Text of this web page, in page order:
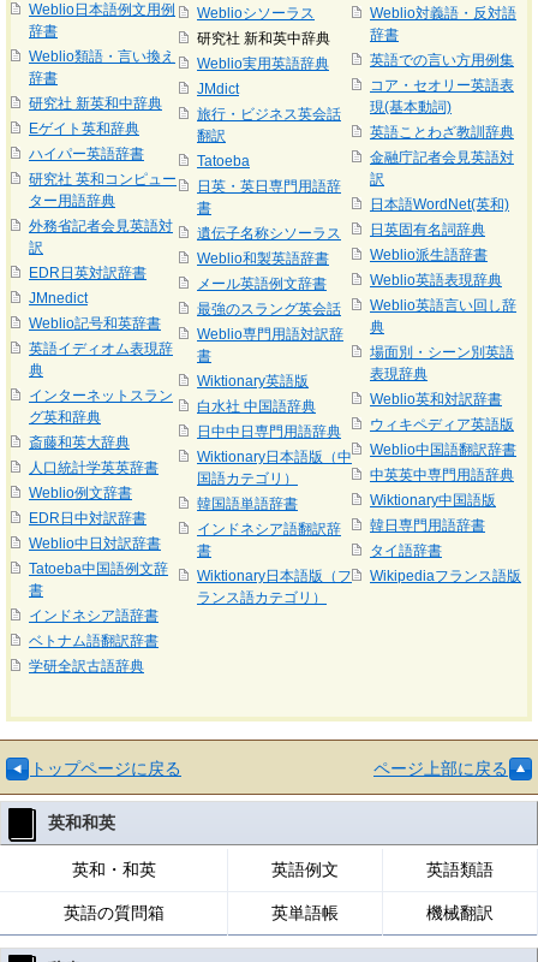
Weblio日本語例文用例
辞書
Weblio類語・言い換え
辞書
研究社 新英和中辞典
Eゲイト英和辞典
ハイパー英語辞書
研究社 英和コンピュー
ター用語辞典
外務省記者会見英語対
訳
EDR日英対訳辞書
JMnedict
Weblio記号和英辞書
英語イディオム表現辞
典
インターネットスラン
グ英和辞典
斎藤和英大辞典
人口統計学英英辞書
Weblio例文辞書
EDR日中対訳辞書
Weblio中日対訳辞書
Tatoeba中国語例文辞
書
インドネシア語辞書
ベトナム語翻訳辞書
学研全訳古語辞典
Weblioシソーラス
研究社 新和英中辞典
Weblio実用英語辞典
JMdict
旅行・ビジネス英会話
翻訳
Tatoeba
日英・英日専門用語辞
書
遺伝子名称シソーラス
Weblio和製英語辞書
メール英語例文辞書
最強のスラング英会話
Weblio専門用語対訳辞
書
Wiktionary英語版
白水社 中国語辞典
日中中日専門用語辞典
Wiktionary日本語版（中
国語カテゴリ）
韓国語単語辞書
インドネシア語翻訳辞
書
Wiktionary日本語版（フ
ランス語カテゴリ）
Weblio対義語・反対語
辞書
英語での言い方用例集
コア・セオリー英語表
現(基本動詞)
英語ことわざ教訓辞典
金融庁記者会見英語対
訳
日本語WordNet(英和)
日英固有名詞辞典
Weblio派生語辞書
Weblio英語表現辞典
Weblio英語言い回し辞
典
場面別・シーン別英語
表現辞典
Weblio英和対訳辞書
ウィキペディア英語版
Weblio中国語翻訳辞書
中英英中専門用語辞典
Wiktionary中国語版
韓日専門用語辞書
タイ語辞書
Wikipediaフランス語版
トップページに戻る ページ上部に戻る
英和和英
英和・和英 英語例文 英語類語
英語の質問箱 英単語帳 機械翻訳